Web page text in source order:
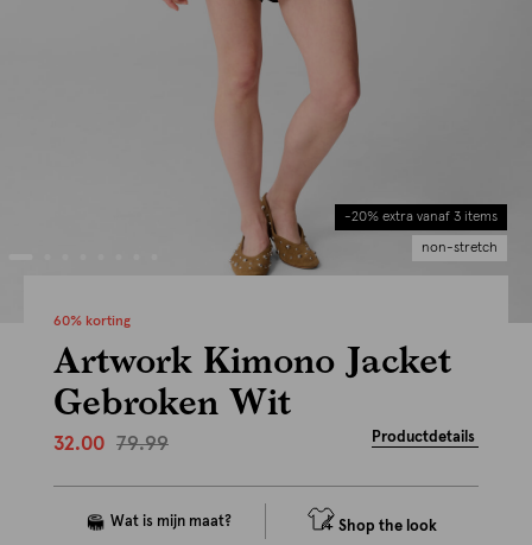
-20% extra vanaf 3 items
non-stretch
60% korting
Artwork Kimono Jacket
Gebroken Wit
32.00 79.99 Productdetails
Shop the look